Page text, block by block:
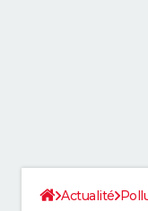
Actualité